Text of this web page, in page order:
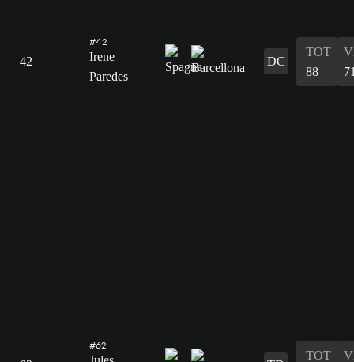
42
#42
Irene
Paredes
DC
TOT
88
#62
TOT